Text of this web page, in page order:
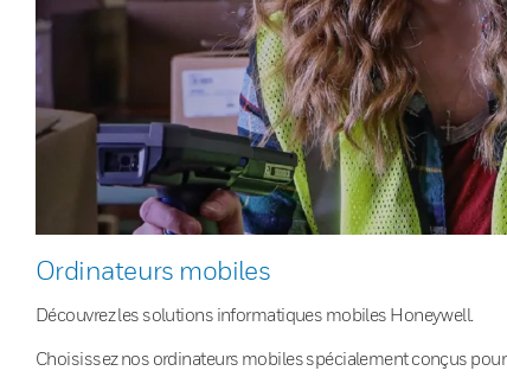
Ordinateurs mobiles
Découvrez les solutions informatiques mobiles Honeywell.
Choisissez nos ordinateurs mobiles spécialement conçus pour